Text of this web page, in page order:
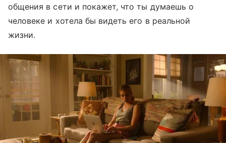
общения в сети и покажет, что ты думаешь о
человеке и хотела бы видеть его в реальной
жизни.